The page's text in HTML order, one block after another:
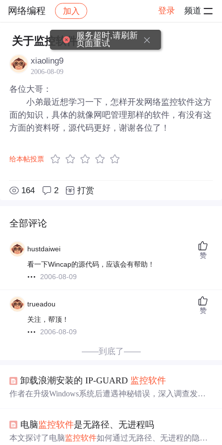
网络编程 加入 登录 频道
社区 网络编程 帖子详情
关于监控软件
xiaoling9
2006-08-09
各位大哥：
小弟最近想学习一下，怎样开发网络监控软件这方
面的知识，具体的就像网吧管理那样的软件，有没有这
方面的资料呀，源代码更好，谢谢各位了！
给本帖投票
164 2 打赏
全部评论
hustdaiwei
看一下Wincap的源代码，应该会有帮助！
2006-08-09
赞
trueadou
关注，帮顶！
2006-08-09
赞
——到底了——
卸载浪潮安装的 IP-GUARD 监控软件
作者在升级Windows系统后遭遇神秘错误，深入调查发现
程。电脑监控软件是无路径、无进程吗
本文探讨了电脑监控软件如何通过无路径、无进程的隐藏
服务超时,请刷新
页面重试